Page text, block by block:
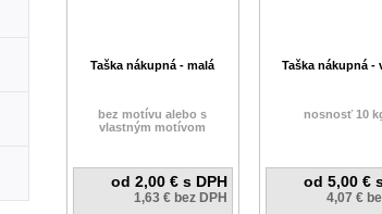
od 2,00 € s DPH
1,63 € bez DPH
Taška nákupná - malá
bez motívu alebo s
vlastným motívom
od 5,00 €
4,07 €
Taška nákupná -
nosnosť 10